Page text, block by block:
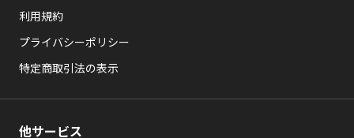
利用規約
プライバシーポリシー
特定商取引法の表示
他サービス